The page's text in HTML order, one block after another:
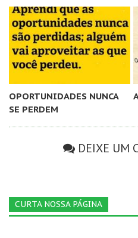
OPORTUNIDADES NUNCA
SE PERDEM
DEIXE UM
CURTA NOSSA PÁGINA